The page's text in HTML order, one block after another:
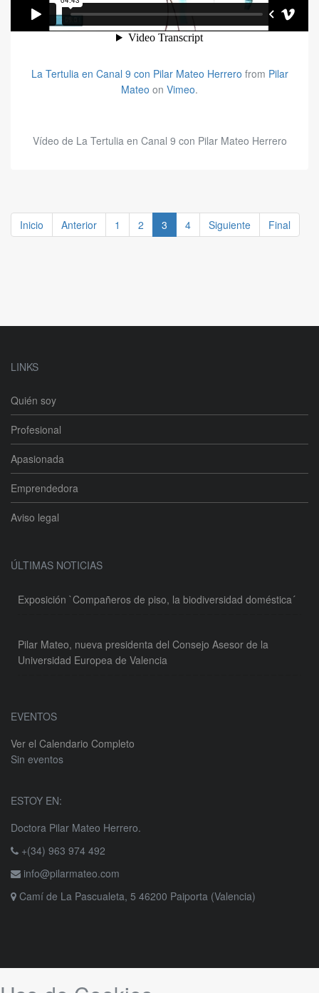
La Tertulia en Canal 9 con Pilar Mateo Herrero from Pilar
Mateo on Vimeo.
Vídeo de La Tertulia en Canal 9 con Pilar Mateo Herrero
Inicio Anterior 1 2 3 4 Siguiente Final
LINKS
Quién soy
Profesional
Apasionada
Emprendedora
Aviso legal
ÚLTIMAS NOTICIAS
Exposición `Compañeros de piso, la biodiversidad doméstica´
Pilar Mateo, nueva presidenta del Consejo Asesor de la
Universidad Europea de Valencia
EVENTOS
Ver el Calendario Completo
Sin eventos
ESTOY EN:
Doctora Pilar Mateo Herrero.
+(34) 963 974 492
info@pilarmateo.com
Camí de La Pascualeta, 5 46200 Paiporta (Valencia)